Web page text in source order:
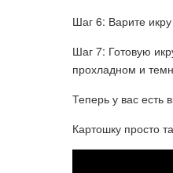
Шаг 6: Варите
Шаг 7: Готовую
прохладном и
Теперь у вас есть
Картошку просто